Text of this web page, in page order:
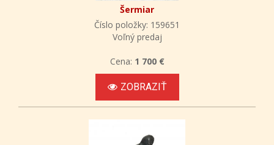
Šermiar
Číslo položky: 159651
Voľný predaj
Cena: 1 700 €
ZOBRAZIŤ